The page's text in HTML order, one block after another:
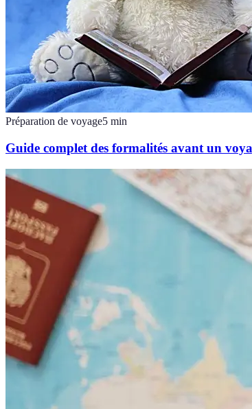
Préparation de voyage5 min
Guide complet des formalités avant un